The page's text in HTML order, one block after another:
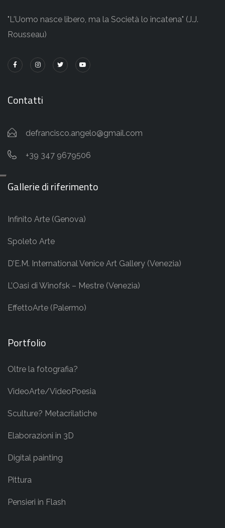
"L'Uomo nasce libero, ma la Società lo incatena" (J.J.
Rousseau)
Contatti
defrancisco.angelo@gmail.com
+39 347 9679506
Gallerie di riferimento
Infinito Arte (Genova)
Spoleto Arte
D’E.M. International Venice Art Gallery (Venezia)
L’Oasi di Winofsk – Mestre (Venezia)
EffettoArte (Palermo)
Portfolio
Oltre la fotografia?
VideoArte/VideoPoesia
Sculture? Metacrilatiche
Elaborazioni in 3D
Digital painting
Pittura
Pensieri in Flash